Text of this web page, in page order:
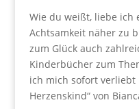
Wie du weißt, liebe ich
Achtsamkeit näher zu
zum Glück auch
Kinderbücher zum
ich mich sofort verliebt
Herzenskind“ von